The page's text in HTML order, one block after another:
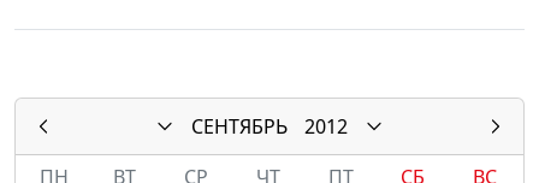
СЕНТЯБРЬ
2012
ПН
ВТ СР ЧТ ПТ СБ
ВС